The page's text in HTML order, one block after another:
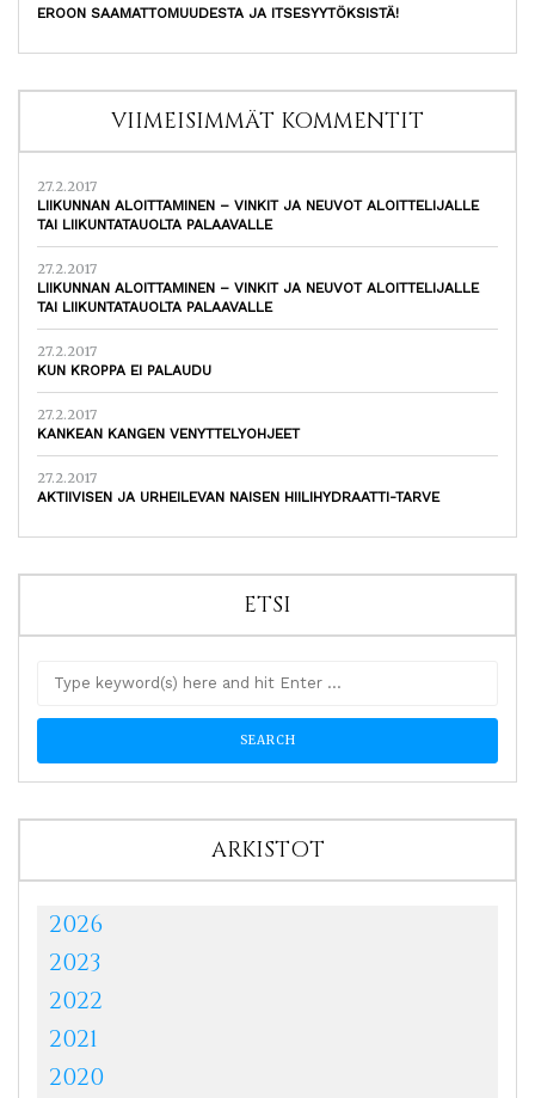
EROON SAAMATTOMUUDESTA JA ITSESYYTÖKSISTÄ!
VIIMEISIMMÄT KOMMENTIT
27.2.2017
LIIKUNNAN ALOITTAMINEN – VINKIT JA NEUVOT ALOITTELIJALLE
TAI LIIKUNTATAUOLTA PALAAVALLE
27.2.2017
LIIKUNNAN ALOITTAMINEN – VINKIT JA NEUVOT ALOITTELIJALLE
TAI LIIKUNTATAUOLTA PALAAVALLE
27.2.2017
KUN KROPPA EI PALAUDU
27.2.2017
KANKEAN KANGEN VENYTTELYOHJEET
27.2.2017
AKTIIVISEN JA URHEILEVAN NAISEN HIILIHYDRAATTI-TARVE
ETSI
ARKISTOT
2026
2023
2022
2021
2020